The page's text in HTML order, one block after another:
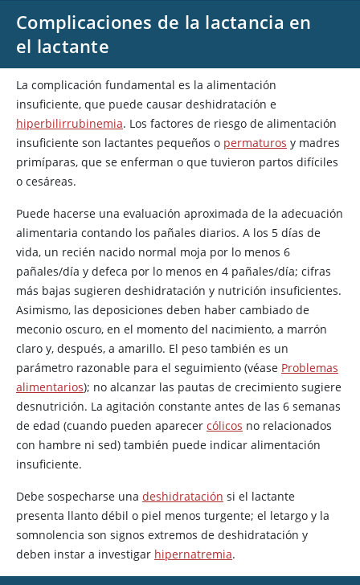
Complicaciones de la lactancia en
el lactante
La complicación fundamental es la alimentación
insuficiente, que puede causar deshidratación e
hiperbilirrubinemia. Los factores de riesgo de alimentación
insuficiente son lactantes pequeños o permaturos y madres
primíparas, que se enferman o que tuvieron partos difíciles
o cesáreas.
Puede hacerse una evaluación aproximada de la adecuación
alimentaria contando los pañales diarios. A los 5 días de
vida, un recién nacido normal moja por lo menos 6
pañales/día y defeca por lo menos en 4 pañales/día; cifras
más bajas sugieren deshidratación y nutrición insuficientes.
Asimismo, las deposiciones deben haber cambiado de
meconio oscuro, en el momento del nacimiento, a marrón
claro y, después, a amarillo. El peso también es un
parámetro razonable para el seguimiento (véase Problemas
alimentarios); no alcanzar las pautas de crecimiento sugiere
desnutrición. La agitación constante antes de las 6 semanas
de edad (cuando pueden aparecer cólicos no relacionados
con hambre ni sed) también puede indicar alimentación
insuficiente.
Debe sospecharse una deshidratación si el lactante
presenta llanto débil o piel menos turgente; el letargo y la
somnolencia son signos extremos de deshidratación y
deben instar a investigar hipernatremia.